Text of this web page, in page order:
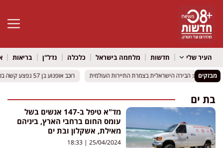
פתח
העיר שלי חדשות מלחמה בישראל כלכלה נדל"ן בריאות
מבזקים
וירושלים: הבירה הישראלית בצמרת התיירות העולמית
וירושלים: הבירה הישראלית בצמרת התיירות העולמית רוכב אופנוע בן 57 נפצע קשה בכביש 412 סמוך לאור יהודה
רוכב אופנוע בן 57 נפצע קשה בכביש 412 סמוך לאור יהודה
בת ים
מד"א טיפל ב-147 אנשים בשל
עומס החום ברחבי הארץ, ביניהם
מאילת, אשקלון ובת ים
25/04/2024